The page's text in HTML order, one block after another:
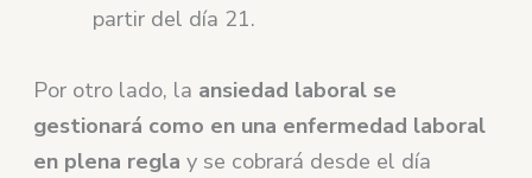
partir del día 21.
Por otro lado, la ansiedad laboral se
gestionará como en una enfermedad laboral
en plena regla y se cobrará desde el día